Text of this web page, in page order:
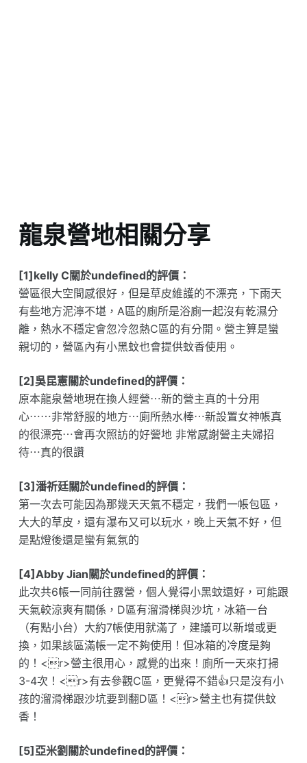
龍泉營地相關分享
[1]kelly C關於undefined的評價：
營區很大空間感很好，但是草皮維護的不漂亮，下雨天
有些地方泥濘不堪，A區的廁所是浴廁一起沒有乾濕分
離，熱水不穩定會忽冷忽熱C區的有分開。營主算是蠻
親切的，營區內有小黑蚊也會提供蚊香使用。
[2]吳昆憲關於undefined的評價：
原本龍泉營地現在換人經營⋯新的營主真的十分用
心⋯⋯非常舒服的地方⋯廁所熱水棒⋯新設置女神帳真
的很漂亮⋯會再次照訪的好營地 非常感謝營主夫婦招
待⋯真的很讚
[3]潘祈廷關於undefined的評價：
第一次去可能因為那幾天天氣不穩定，我們一帳包區，
大大的草皮，還有瀑布又可以玩水，晚上天氣不好，但
是點燈後還是蠻有氣氛的
[4]Abby Jian關於undefined的評價：
此次共6帳一同前往露營，個人覺得小黑蚊還好，可能跟
天氣較涼爽有關係，D區有溜滑梯與沙坑，冰箱一台
（有點小台）大約7帳使用就滿了，建議可以新增或更
換，如果該區滿帳一定不夠使用！但冰箱的冷度是夠
的！<r>營主很用心，感覺的出來！廁所一天來打掃
3-4次！<r>有去參觀C區，更覺得不錯👍只是沒有小
孩的溜滑梯跟沙坑要到翻D區！<r>營主也有提供蚊
香！
[5]亞米劉關於undefined的評價：